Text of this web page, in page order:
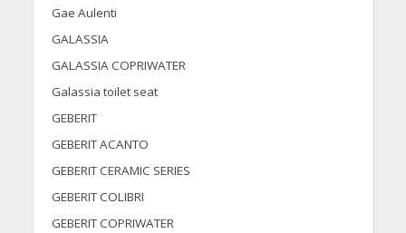
Gae Aulenti
GALASSIA
GALASSIA COPRIWATER
Galassia toilet seat
GEBERIT
GEBERIT ACANTO
GEBERIT CERAMIC SERIES
GEBERIT COLIBRI
GEBERIT COPRIWATER